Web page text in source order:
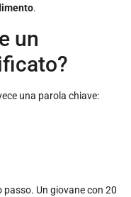
.
un
una parola chiave:
passo. Un giovane con 20